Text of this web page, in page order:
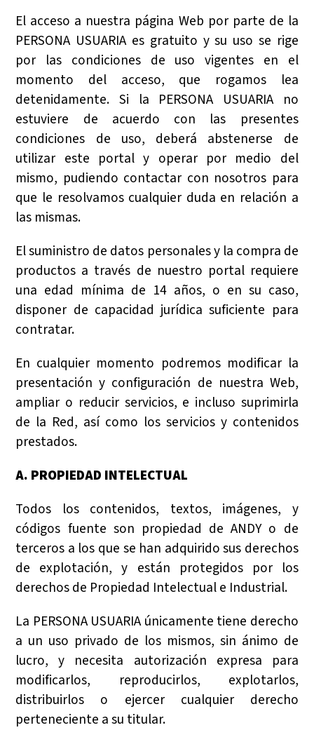
El acceso a nuestra página Web por parte de la
PERSONA USUARIA es gratuito y su uso se rige
por las condiciones de uso vigentes en el
momento del acceso, que rogamos lea
detenidamente. Si la PERSONA USUARIA no
estuviere de acuerdo con las presentes
condiciones de uso, deberá abstenerse de
utilizar este portal y operar por medio del
mismo, pudiendo contactar con nosotros para
que le resolvamos cualquier duda en relación a
las mismas.
El suministro de datos personales y la compra de
productos a través de nuestro portal requiere
una edad mínima de 14 años, o en su caso,
disponer de capacidad jurídica suficiente para
contratar.
En cualquier momento podremos modificar la
presentación y configuración de nuestra Web,
ampliar o reducir servicios, e incluso suprimirla
de la Red, así como los servicios y contenidos
prestados.
A. PROPIEDAD INTELECTUAL
Todos los contenidos, textos, imágenes, y
códigos fuente son propiedad de ANDY o de
terceros a los que se han adquirido sus derechos
de explotación, y están protegidos por los
derechos de Propiedad Intelectual e Industrial.
La PERSONA USUARIA únicamente tiene derecho
a un uso privado de los mismos, sin ánimo de
lucro, y necesita autorización expresa para
modificarlos, reproducirlos, explotarlos,
distribuirlos o ejercer cualquier derecho
perteneciente a su titular.